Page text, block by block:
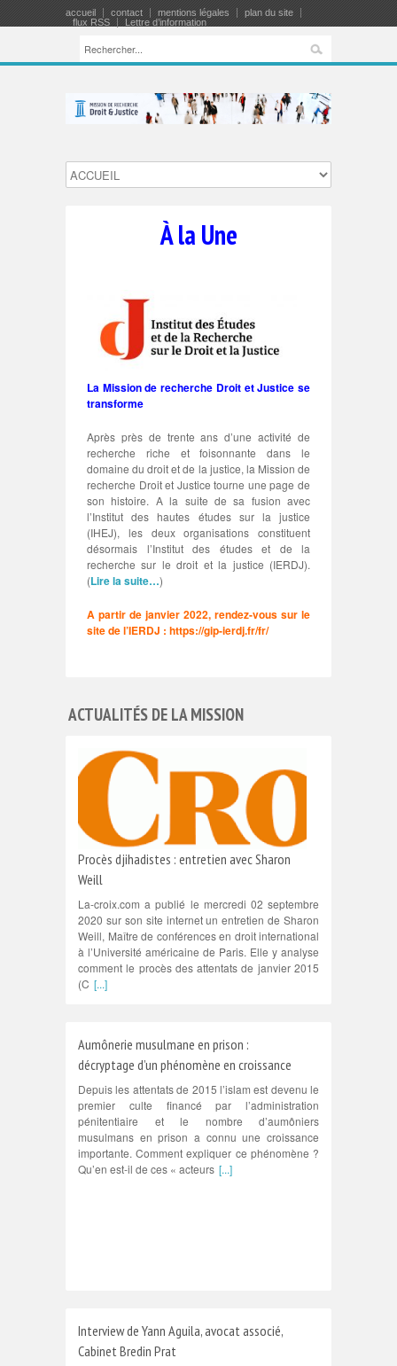
accueil contact mentions légales
plan du site
flux RSS
Lettre d’information
À la Une
La Mission de recherche Droit et Justice se
transforme
Après près de trente ans d’une activité de
recherche riche et foisonnante dans le
domaine du droit et de la justice, la Mission de
recherche Droit et Justice tourne une page de
son histoire. A la suite de sa fusion avec
l’Institut des hautes études sur la justice
(IHEJ), les deux organisations constituent
désormais l’Institut des études et de la
recherche sur le droit et la justice (IERDJ).
(Lire la suite…)
A partir de janvier 2022, rendez-vous sur le
site de l’IERDJ : https://gip-ierdj.fr/fr/
ACTUALITÉS DE LA MISSION
Procès djihadistes : entretien avec Sharon
Weill
La-croix.com a publié le mercredi 02 septembre
2020 sur son site internet un entretien de Sharon
Weill, Maître de conférences en droit international
à l’Université américaine de Paris. Elle y analyse
comment le procès des attentats de janvier 2015
(C [...]
Aumônerie musulmane en prison :
décryptage d’un phénomène en croissance
Depuis les attentats de 2015 l’islam est devenu le
premier culte financé par l’administration
pénitentiaire et le nombre d’aumôniers
musulmans en prison a connu une croissance
importante. Comment expliquer ce phénomène ?
Qu’en est-il de ces « acteurs [...]
Interview de Yann Aguila, avocat associé,
Cabinet Bredin Prat